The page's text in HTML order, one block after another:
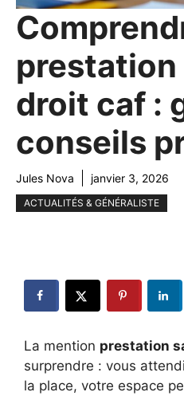
prestation
droit caf :
conseils
Jules Nova janvier 3, 2026
ACTUALITÉS & GÉNÉRALISTE
La mention prestation
surprendre : vous
la place, votre espace